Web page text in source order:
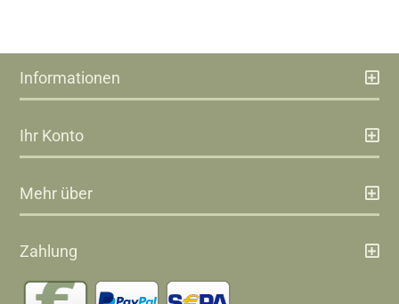
Informationen
Ihr Konto
Mehr über
Zahlung